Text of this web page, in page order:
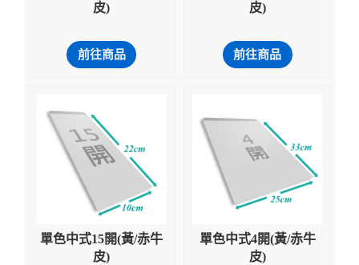
皮)
前往商品
皮)
前往商品
單色中式15開(黃/赤牛
皮)
單色中式4開(黃/赤牛
皮)